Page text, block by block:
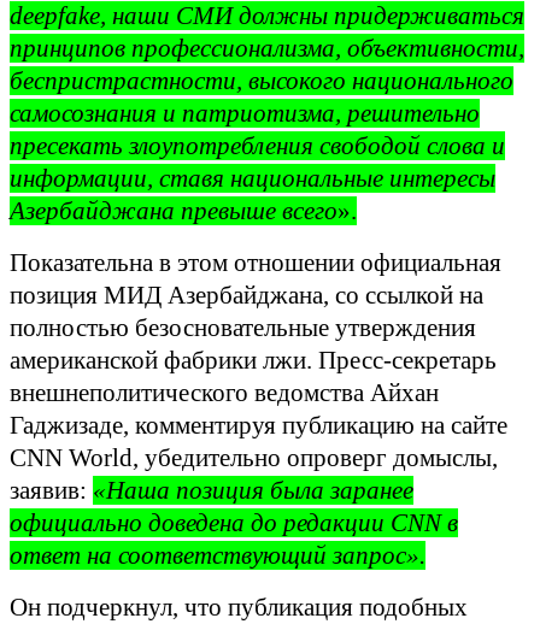
deepfake, наши СМИ должны придерживаться
принципов профессионализма, объективности,
беспристрастности, высокого национального
самосознания и патриотизма, решительно
пресекать злоупотребления свободой слова и
информации, ставя национальные интересы
Азербайджана превыше всего».
Показательна в этом отношении официальная
позиция МИД Азербайджана, со ссылкой на
полностью безосновательные утверждения
американской фабрики лжи. Пресс-секретарь
внешнеполитического ведомства Айхан
Гаджизаде, комментируя публикацию на сайте
CNN World, убедительно опроверг домыслы,
заявив: «Наша позиция была заранее
официально доведена до редакции CNN в
ответ на соответствующий запрос».
Он подчеркнул, что публикация подобных